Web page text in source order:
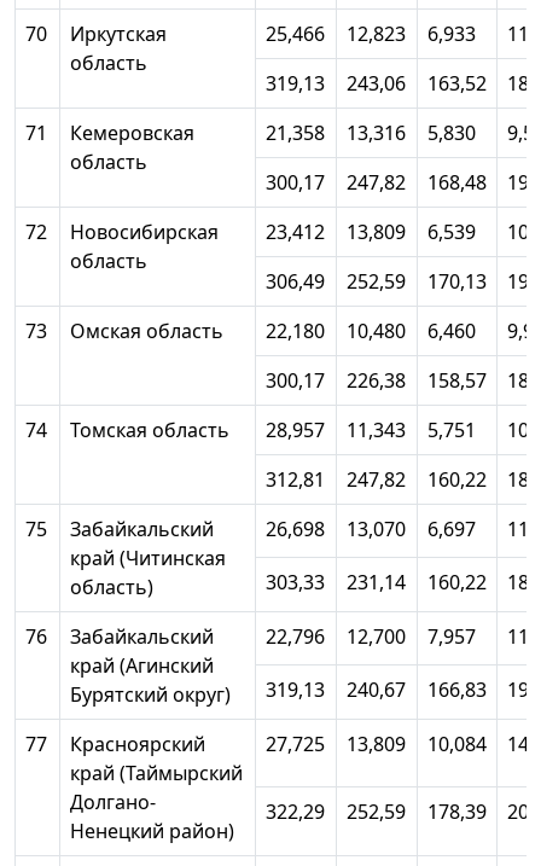
70
Иркутская
область
25,466 12,823 6,933
319,13
243,06 163,52
71
Кемеровская
область
21,358 13,316 5,830
300,17
247,82 168,48
72
Новосибирская
область
23,412 13,809 6,539
306,49
252,59 170,13
73
Омская область 22,180 10,480 6,460
300,17
226,38 158,57
74
Томская область 28,957 11,343 5,751
312,81
247,82 160,22
75
Забайкальский
край (Читинская
область)
26,698 13,070 6,697
303,33
231,14 160,22
76
Забайкальский
край (Агинский
Бурятский округ)
22,796 12,700 7,957
319,13
240,67 166,83
77
Красноярский
край (Таймырский
Долгано-
Ненецкий район)
27,725 13,809 10,084
322,29 252,59 178,39